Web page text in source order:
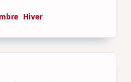
Hiver